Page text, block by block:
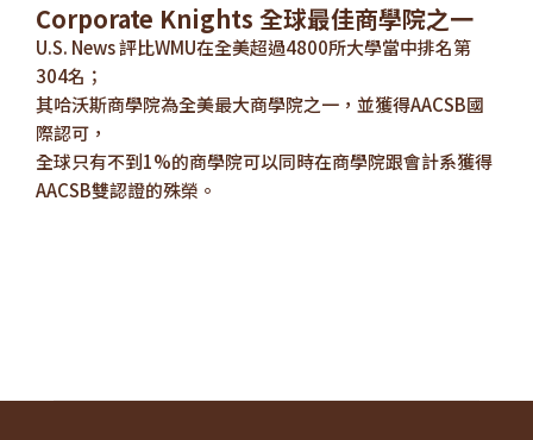
Corporate Knights 全球最佳商學院之一
U.S. News 評比WMU在全美超過4800所大學當中排名第
304名；
其哈沃斯商學院為全美最大商學院之一，並獲得AACSB國
際認可，
全球只有不到1%的商學院可以同時在商學院跟會計系獲得
AACSB雙認證的殊榮。